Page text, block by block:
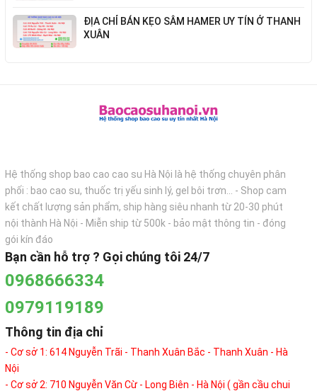
ĐỊA CHỈ BÁN KẸO SÂM HAMER UY TÍN Ở THANH
XUÂN
Hệ thống shop bao cao cao su Hà Nội là hệ thống chuyên phân
phối : bao cao su, thuốc trị yếu sinh lý, gel bôi trơn... - Shop cam
kết chất lượng sản phẩm, ship hàng siêu nhanh từ 20-30 phút
nội thành Hà Nội - Miễn ship từ 500k - bảo mật thông tin - đóng
gói kín đáo
Bạn cần hỗ trợ ? Gọi chúng tôi 24/7
0968666334
0979119189
Thông tin địa chỉ
- Cơ sở 1: 614 Nguyễn Trãi - Thanh Xuân Bắc - Thanh Xuân - Hà
Nội
- Cơ sở 2: 710 Nguyễn Văn Cừ - Long Biên - Hà Nội ( gần cầu chui